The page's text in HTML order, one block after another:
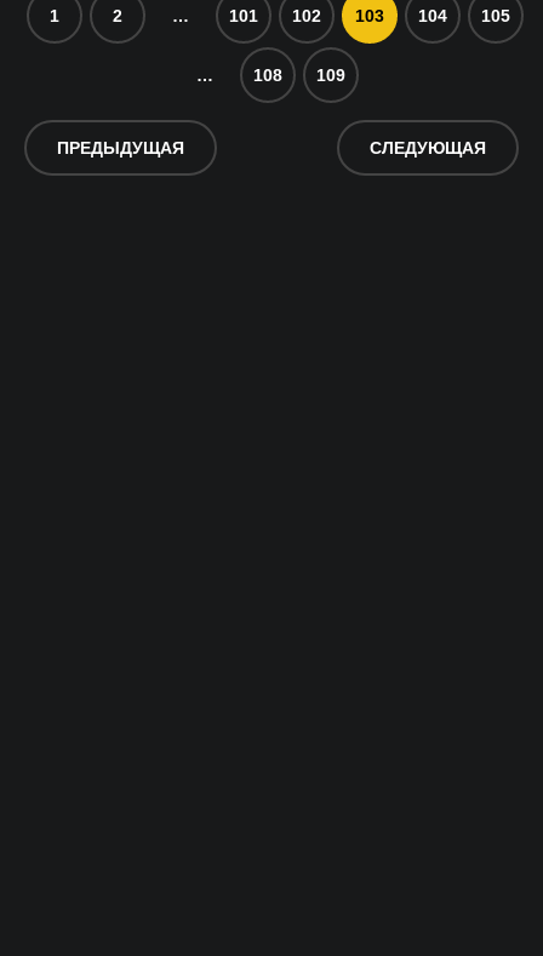
ПРЕДЫДУЩАЯ
1 2 … 101 102 103 104 105
… 108 109
СЛЕДУЮЩАЯ